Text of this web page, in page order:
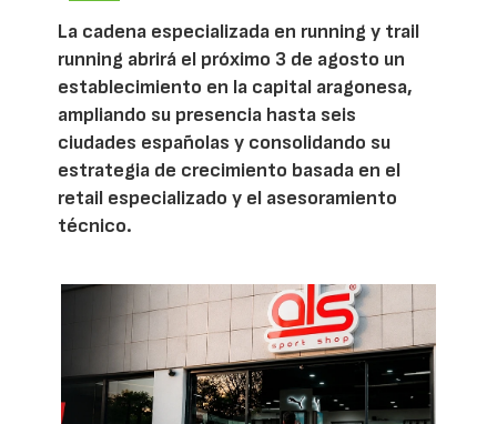
La cadena especializada en running y trail
running abrirá el próximo 3 de agosto un
establecimiento en la capital aragonesa,
ampliando su presencia hasta seis
ciudades españolas y consolidando su
estrategia de crecimiento basada en el
retail especializado y el asesoramiento
técnico.